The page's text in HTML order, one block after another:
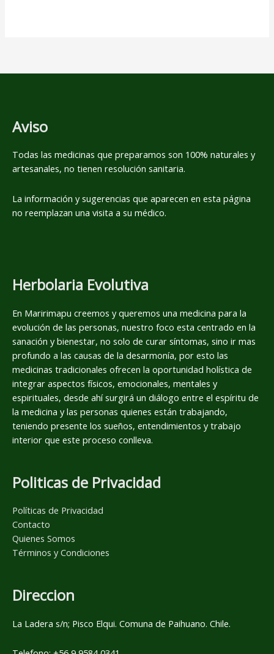
Aviso
Todas las medicinas que preparamos son 100% naturales y
artesanales, no tienen resolución sanitaria.
La información y sugerencias que aparecen en esta página
no reemplazan una visita a su médico.
Herbolaria Evolutiva
En Maririmapu creemos y queremos una medicina para la
evolución de las personas, nuestro foco esta centrado en la
sanación y bienestar, no solo de curar síntomas, sino ir mas
profundo a las causas de la desarmonía, por esto las
medicinas tradicionales ofrecen la oportunidad holística de
integrar aspectos físicos, emocionales, mentales y
espirituales, desde ahí surgirá un diálogo entre el espíritu de
la medicina y las personas quienes están trabajando,
teniendo presente los sueños, entendimientos y trabajo
interior que este proceso conlleva.
Politicas de Privacidad
Políticas de Privacidad
Contacto
Quienes Somos
Términos y Condiciones
Direccion
La Ladera s/n; Pisco Elqui. Comuna de Paihuano. Chile.